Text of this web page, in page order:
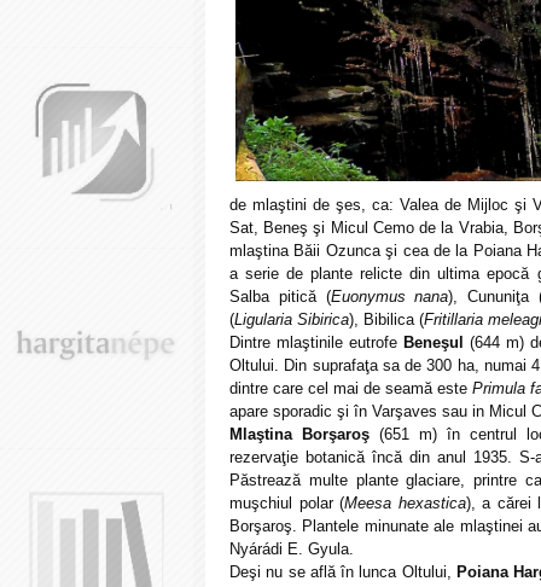
de mlaştini de şes, ca: Valea de Mijloc şi
Sat, Beneş şi Micul Cemo de la Vrabia,
mlaştina Băii Ozunca şi cea de la Poiana
a serie de plante relicte din ultima epocă
Salba pitică (Euonymus nana), Cununiţa
(Ligularia Sibirica), Bibilica (Fritillaria
Dintre mlaştinile eutrofe Beneşul
(644 m)
Oltului. Din suprafaţa sa de 300 ha, numai
dintre care cel mai de seamă este Primula
apare sporadic şi în Varşaves sau in Micul
Mlaştina Borşaroş (651 m) în centrul
rezervaţie botanică încă din anul 1935.
Păstrează multe plante glaciare, printre
muşchiul polar (Meesa hexastica), a cărei
Borşaroş. Plantele minunate ale mlaştinei
Nyárádi E. Gyula.
Deşi nu se află în lunca Oltului, Poiana